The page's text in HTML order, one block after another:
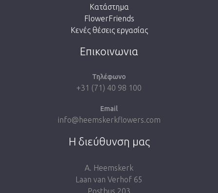
Take me back to the shop
Κατάστημα
FlowerFriends
Κενές θέσεις εργασίας
Επικοινωνια
Τηλέφωνο
+31 (71) 40 98 100
Email
info@heemskerkflowers.com
Η διεύθυνση μας
A. Heemskerk
Laan van Verhof 65
Postbus 203